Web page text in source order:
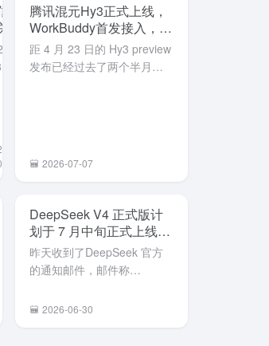
部：
于防
编程
》
年7
日，工
平
关
AI
具
安全
。公
09
腾讯混元Hy3正式上线，
WorkBuddy首发接入，限
时两周免费体验！
距 4 月 23 日的 Hy3 preview
发布已经过去了两个半月，
且免费开放。 Hy3是一个快
2026-07-07
DeepSeek V4 正式版计
划于 7 月中旬正式上线。
高峰期API价格翻倍
昨天收到了DeepSeek 官方
的通知邮件，邮件称
7 月中旬正式上线。 同时，
2026-06-30